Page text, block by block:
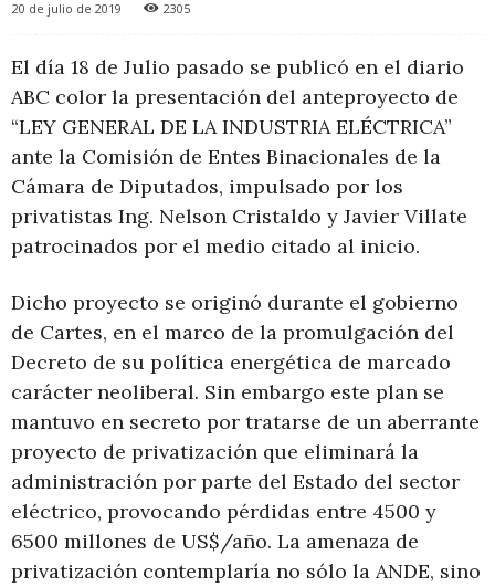
20 de julio de 2019 2305
El día 18 de Julio pasado se publicó en el diario
ABC color la presentación del anteproyecto de
“LEY GENERAL DE LA INDUSTRIA ELÉCTRICA”
ante la Comisión de Entes Binacionales de la
Cámara de Diputados, impulsado por los
privatistas Ing. Nelson Cristaldo y Javier Villate
patrocinados por el medio citado al inicio.
Dicho proyecto se originó durante el gobierno
de Cartes, en el marco de la promulgación del
Decreto de su política energética de marcado
carácter neoliberal. Sin embargo este plan se
mantuvo en secreto por tratarse de un aberrante
proyecto de privatización que eliminará la
administración por parte del Estado del sector
eléctrico, provocando pérdidas entre 4500 y
6500 millones de US$/año. La amenaza de
privatización contemplaría no sólo la ANDE, sino